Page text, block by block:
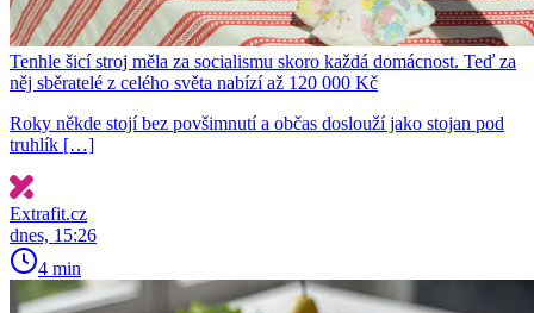
Tenhle šicí stroj měla za socialismu skoro každá domácnost. Teď za
něj sběratelé z celého světa nabízí až 120 000 Kč
Roky někde stojí bez povšimnutí a občas doslouží jako stojan pod
truhlík […]
Extrafit.cz
dnes, 15:26
4 min